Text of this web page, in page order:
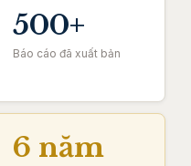
500+
Báo cáo đã xuất bản
6 năm